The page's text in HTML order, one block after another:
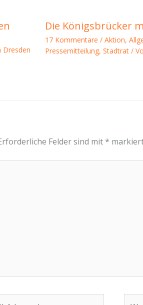
Dresden
Die Königsbrücker
17 Kommentare / Aktion,
Pressemitteilung, Stadtrat/
Felder sind mit *